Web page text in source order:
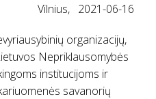
06-16
organizacijų,
Nepriklausomybės
institucijoms ir
savanorių